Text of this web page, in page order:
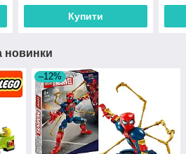
Купити
новинки
–12%